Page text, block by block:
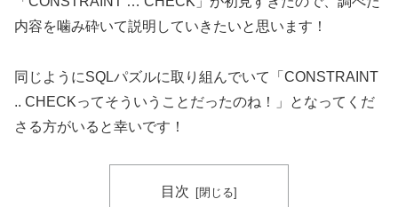
内容を噛み砕いて説明していきたいと思います！
同じようにSQLパズルに取り組んでいて「CONSTRAINT
.. CHECKってそういうことだったのね！」となってくだ
さる方がいると幸いです！
目次